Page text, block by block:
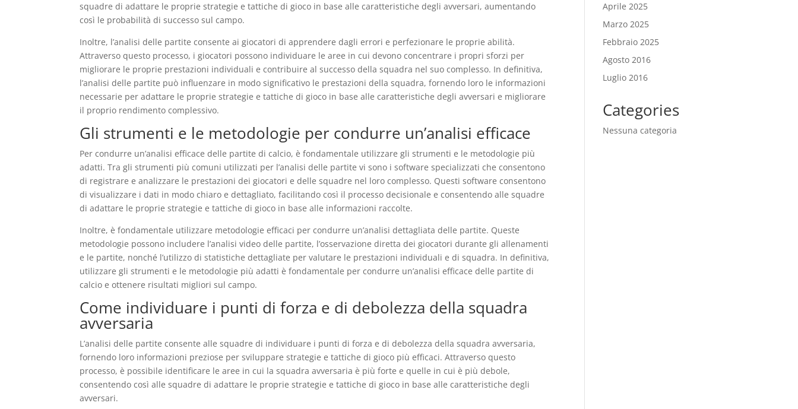
squadre di adattare le proprie strategie e tattiche di gioco in base alle caratteristiche degli avversari, aumentando
così le probabilità di successo sul campo.
Inoltre, l’analisi delle partite consente ai giocatori di apprendere dagli errori e perfezionare le proprie abilità.
Attraverso questo processo, i giocatori possono individuare le aree in cui devono concentrare i propri sforzi per
migliorare le proprie prestazioni individuali e contribuire al successo della squadra nel suo complesso. In definitiva,
l’analisi delle partite può influenzare in modo significativo le prestazioni della squadra, fornendo loro le informazioni
necessarie per adattare le proprie strategie e tattiche di gioco in base alle caratteristiche degli avversari e migliorare
il proprio rendimento complessivo.
Gli strumenti e le metodologie per condurre un’analisi efficace
Per condurre un’analisi efficace delle partite di calcio, è fondamentale utilizzare gli strumenti e le metodologie più
adatti. Tra gli strumenti più comuni utilizzati per l’analisi delle partite vi sono i software specializzati che consentono
di registrare e analizzare le prestazioni dei giocatori e delle squadre nel loro complesso. Questi software consentono
di visualizzare i dati in modo chiaro e dettagliato, facilitando così il processo decisionale e consentendo alle squadre
di adattare le proprie strategie e tattiche di gioco in base alle informazioni raccolte.
Inoltre, è fondamentale utilizzare metodologie efficaci per condurre un’analisi dettagliata delle partite. Queste
metodologie possono includere l’analisi video delle partite, l’osservazione diretta dei giocatori durante gli allenamenti
e le partite, nonché l’utilizzo di statistiche dettagliate per valutare le prestazioni individuali e di squadra. In definitiva,
utilizzare gli strumenti e le metodologie più adatti è fondamentale per condurre un’analisi efficace delle partite di
calcio e ottenere risultati migliori sul campo.
Come individuare i punti di forza e di debolezza della squadra
avversaria
L’analisi delle partite consente alle squadre di individuare i punti di forza e di debolezza della squadra avversaria,
fornendo loro informazioni preziose per sviluppare strategie e tattiche di gioco più efficaci. Attraverso questo
processo, è possibile identificare le aree in cui la squadra avversaria è più forte e quelle in cui è più debole,
consentendo così alle squadre di adattare le proprie strategie e tattiche di gioco in base alle caratteristiche degli
avversari.
Aprile 2025
Marzo 2025
Febbraio 2025
Agosto 2016
Luglio 2016
Categories
Nessuna categoria